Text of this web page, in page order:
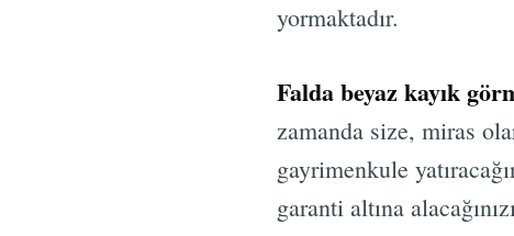
yormaktadır.
Falda beyaz kayık
zamanda size, miras
gayrimenkule
garanti altına